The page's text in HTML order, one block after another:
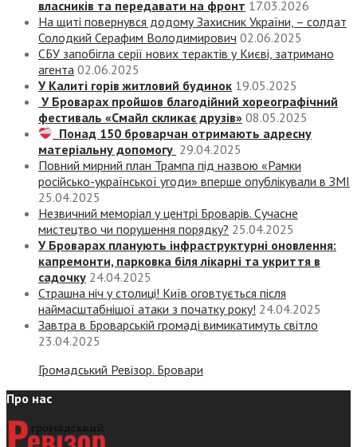
власників та передавати на фронт 17.03.2026
На щиті повернувся додому Захисник України, – солдат
Солодкий Серафим Володимирович 02.06.2025
СБУ запобігла серії нових терактів у Києві, затримано
агента 02.06.2025
У Калиті горів житловий будинок 19.05.2025
У Броварах пройшов благодійний хореографічний
фестиваль «Смайл скликає друзів» 08.05.2025
Понад 150 броварчан отримають адресну
матеріальну допомогу 29.04.2025
Повний мирний план Трампа під назвою «‎Рамки
російсько-української угоди» вперше опублікували в ЗМІ
25.04.2025
Незвичний меморіал у центрі Броварів. Сучасне
мистецтво чи порушення порядку? 25.04.2025
У Броварах планують інфраструктурні оновлення:
капремонти, парковка біля лікарні та укриття в
садочку 24.04.2025
Страшна ніч у столиці! Київ оговтується після
наймасштабнішої атаки з початку року! 24.04.2025
Завтра в Броварській громаді вимикатимуть світло
23.04.2025
Громадський Ревізор. Бровари
Про нас